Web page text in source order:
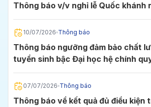
Thông báo v/v nghỉ lễ Quốc khánh
10/07/2026 Thông báo
Thông báo ngưỡng đảm bảo chất lượng đầu vào
tuyển sinh bậc Đại học hệ chính
07/07/2026 Thông báo
Thông báo về kết quả đủ điều kiện